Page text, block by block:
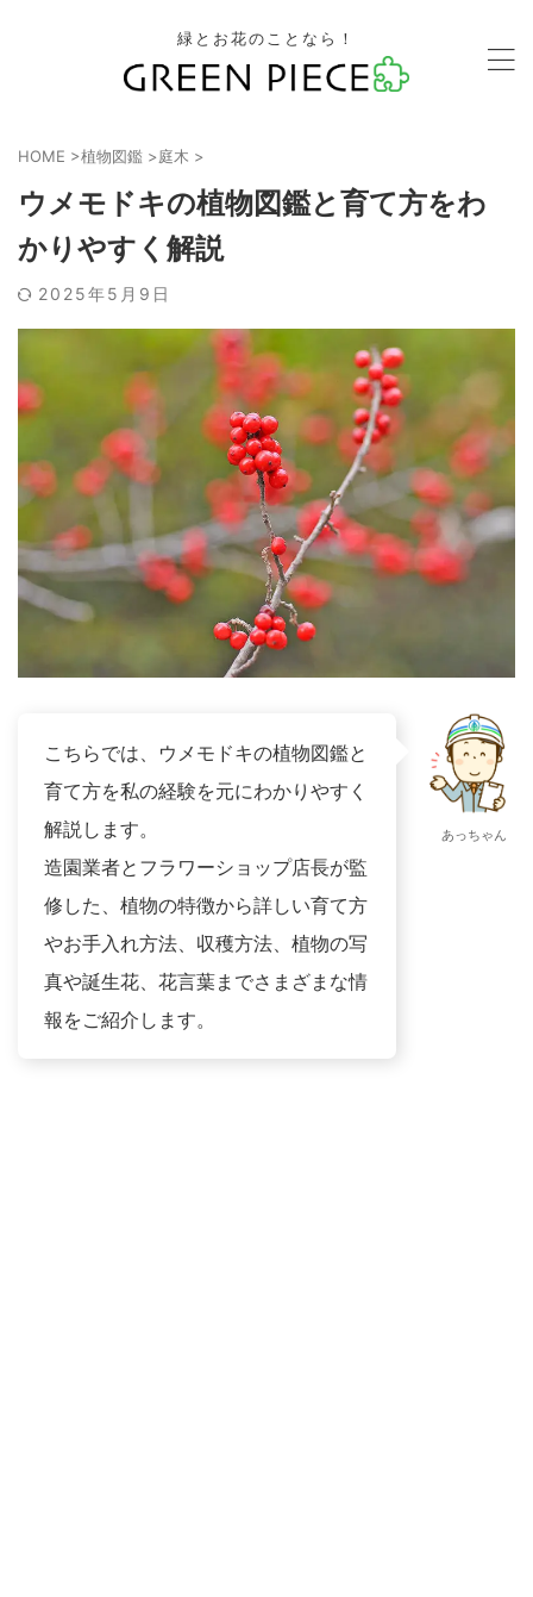
緑とお花のことなら！
HOME >植物図鑑 >庭木 >
ウメモドキの植物図鑑と育て方をわ
かりやすく解説
2025年5月9日
こちらでは、ウメモドキの植物図鑑と
育て方を私の経験を元にわかりやすく
解説します。
造園業者とフラワーショップ店長が監
修した、植物の特徴から詳しい育て方
やお手入れ方法、収穫方法、植物の写
真や誕生花、花言葉までさまざまな情
報をご紹介します。
あっちゃん